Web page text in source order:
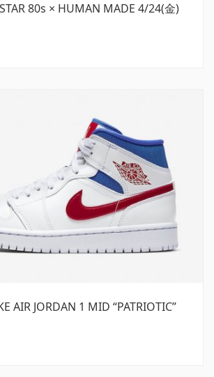
80s × HUMAN MADE 4/24(金)
AIR JORDAN 1 MID “PATRIOTIC”